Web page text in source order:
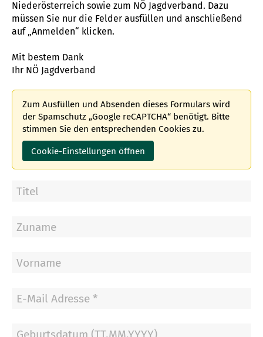
Niederösterreich sowie zum NÖ Jagdverband. Dazu
müssen Sie nur die Felder ausfüllen und anschließend
auf „Anmelden“ klicken.
Mit bestem Dank
Ihr NÖ Jagdverband
Zum Ausfüllen und Absenden dieses Formulars wird
der Spamschutz „Google reCAPTCHA“ benötigt. Bitte
stimmen Sie den entsprechenden Cookies zu.
Cookie-Einstellungen öffnen
Titel
Zuname
Vorname
E-
Geburtsdatum